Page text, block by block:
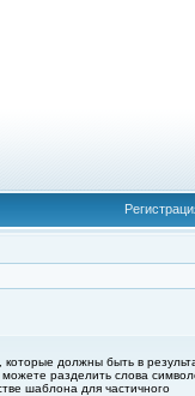
которые должны быть в
можете разделить слова
шаблона для частичного